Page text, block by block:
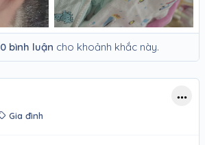
0 bình luận cho khoảnh khắc này.
Gia đình